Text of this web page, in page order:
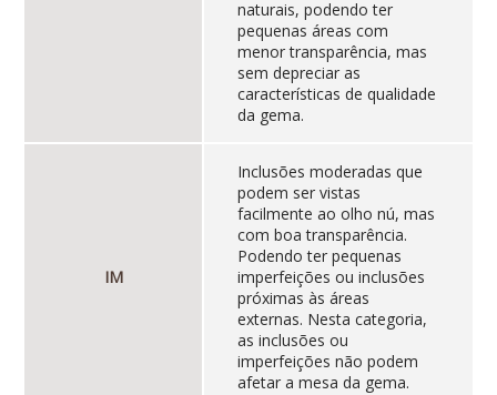
naturais, podendo ter
pequenas áreas com
menor transparência, mas
sem depreciar as
características de qualidade
da gema.
IM
Inclusões moderadas que
podem ser vistas
facilmente ao olho nú, mas
com boa transparência.
Podendo ter pequenas
imperfeições ou inclusões
próximas às áreas
externas. Nesta categoria,
as inclusões ou
imperfeições não podem
afetar a mesa da gema.